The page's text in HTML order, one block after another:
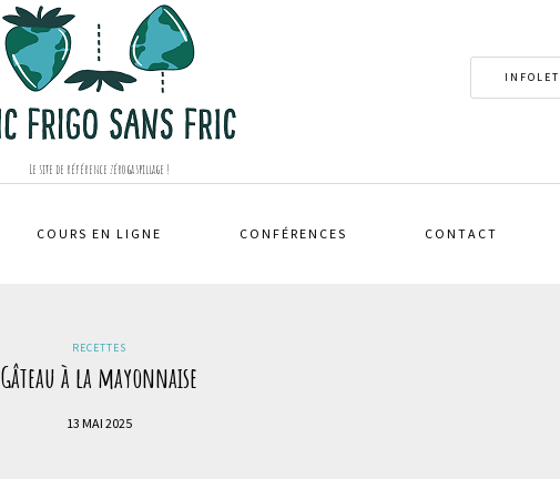
Le site de référence zéro gaspillage !
COURS EN LIGNE CONFÉRENCES CONTACT
RECETTES
Gâteau à la mayonnaise
13 MAI 2025